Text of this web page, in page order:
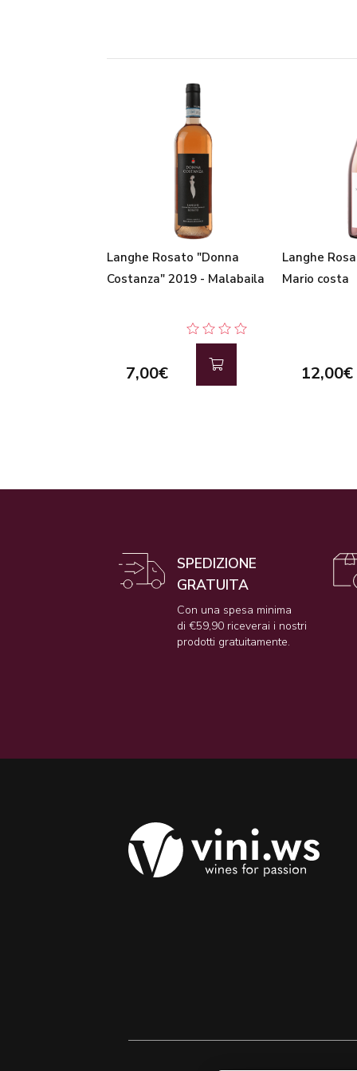
Langhe Rosato "Donna
Costanza" 2019 - Malabaila
7,00€
Langhe
Mario costa
12,00€
SPEDIZIONE
GRATUITA
Con una spesa minima
di €59,90 riceverai i nostri
prodotti gratuitamente.